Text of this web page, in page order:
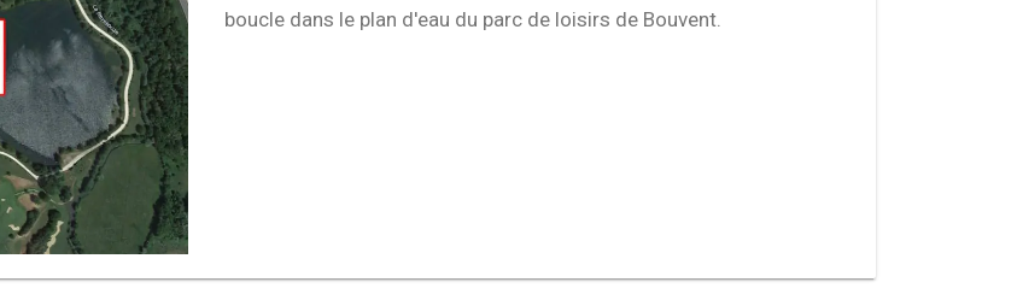
boucle dans le plan d'eau du parc de loisirs de Bouvent.